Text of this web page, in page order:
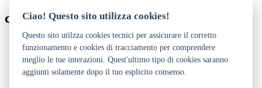
contatti
0464 433792 (Comune Isera)
https://www.comune.isera.tn.it
Dichiarazione di accessibilità
Ciao! Questo sito utilizza cookies!
Questo sito utilzza cookies tecnici per assicurare il corretto
funzionamento e cookies di tracciamento per comprendere
meglio le tue interazioni. Quest'ultimo tipo di cookies saranno
aggiunti solamente dopo il tuo esplicito consenso.